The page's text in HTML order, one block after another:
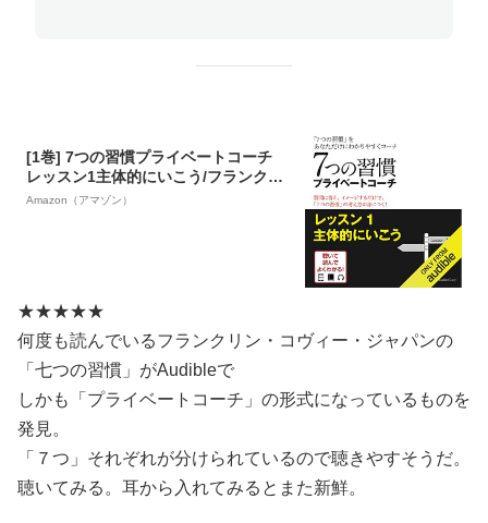
[1巻] 7つの習慣プライベートコーチ
レッスン1主体的にいこう/フランクリ
ンコヴィージャパン
Amazon（アマゾン）
★★★★★
何度も読んでいるフランクリン・コヴィー・ジャパンの
「七つの習慣」がAudibleで
しかも「プライベートコーチ」の形式になっているものを
発見。
「７つ」それぞれが分けられているので聴きやすそうだ。
聴いてみる。耳から入れてみるとまた新鮮。